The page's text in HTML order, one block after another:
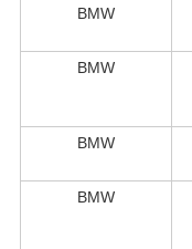
BMW
BMW
BMW
BMW